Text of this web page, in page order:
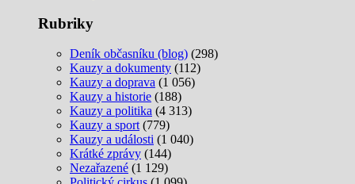
Rubriky
Deník občasníku (blog) (298)
Kauzy a dokumenty (112)
Kauzy a doprava (1 056)
Kauzy a historie (188)
Kauzy a politika (4 313)
Kauzy a sport (779)
Kauzy a události (1 040)
Krátké zprávy (144)
Nezařazené (1 129)